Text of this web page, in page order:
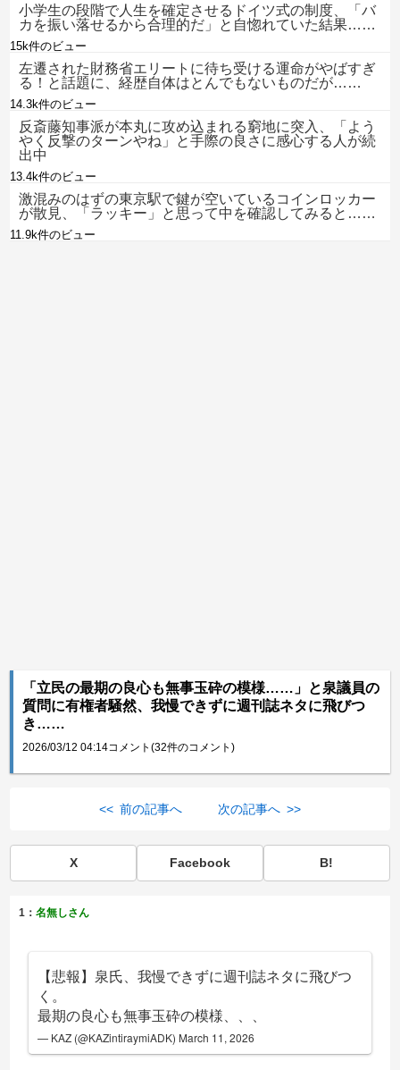
小学生の段階で人生を確定させるドイツ式の制度、「バ
カを振い落せるから合理的だ」と自惚れていた結果……
15k件のビュー
左遷された財務省エリートに待ち受ける運命がやばすぎ
る！と話題に、経歴自体はとんでもないものだが……
14.3k件のビュー
反斎藤知事派が本丸に攻め込まれる窮地に突入、「よう
やく反撃のターンやね」と手際の良さに感心する人が続
出中
13.4k件のビュー
激混みのはずの東京駅で鍵が空いているコインロッカー
が散見、「ラッキー」と思って中を確認してみると……
11.9k件のビュー
「立民の最期の良心も無事玉砕の模様……」と泉議員の
質問に有権者騒然、我慢できずに週刊誌ネタに飛びつ
き……
2026/03/12 04:14コメント(32件のコメント)
<< 前の記事へ 次の記事へ >>
X Facebook B!
1：名無しさん
【悲報】泉氏、我慢できずに週刊誌ネタに飛びつ
く。
最期の良心も無事玉砕の模様、、、
— KAZ (@KAZintiraymiADK) March 11, 2026